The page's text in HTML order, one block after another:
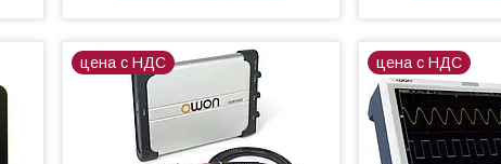
цена с НДС цена с НДС